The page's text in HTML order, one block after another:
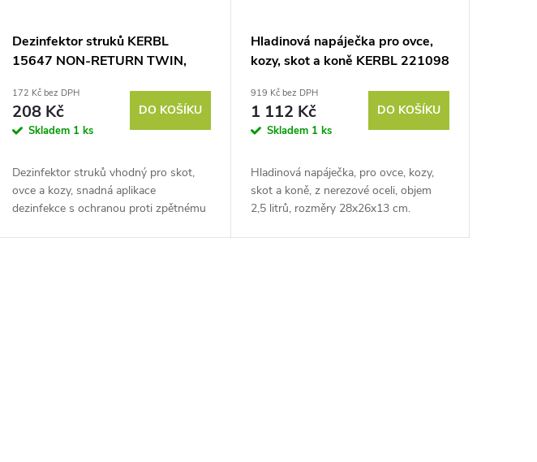
Dezinfektor struků KERBL
15647 NON-RETURN TWIN,
172 Kč bez DPH
208 Kč
Skladem 1 ks
DO KOŠÍKU
Dezinfektor struků vhodný pro skot,
ovce a kozy, snadná aplikace
dezinfekce s ochranou proti zpětnému
Hladinová napáječka pro ovce,
kozy, skot a koně KERBL 221098
919 Kč bez DPH
1 112 Kč
Skladem 1 ks
DO KOŠÍKU
Hladinová napáječka, pro ovce, kozy,
skot a koně, z nerezové oceli, objem
2,5 litrů, rozměry 28x26x13 cm.